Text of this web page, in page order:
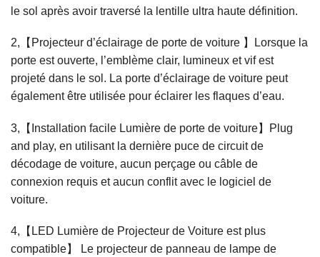
le sol après avoir traversé la lentille ultra haute définition.
2,【Projecteur d’éclairage de porte de voiture 】Lorsque la
porte est ouverte, l’emblème clair, lumineux et vif est
projeté dans le sol. La porte d’éclairage de voiture peut
également être utilisée pour éclairer les flaques d’eau.
3,【Installation facile Lumière de porte de voiture】Plug
and play, en utilisant la dernière puce de circuit de
décodage de voiture, aucun perçage ou câble de
connexion requis et aucun conflit avec le logiciel de
voiture.
4,【LED Lumière de Projecteur de Voiture est plus
compatible】 Le projecteur de panneau de lampe de